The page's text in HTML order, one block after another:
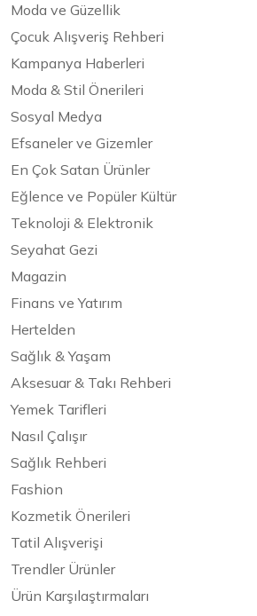
Moda ve Güzellik
Çocuk Alışveriş Rehberi
Kampanya Haberleri
Moda & Stil Önerileri
Sosyal Medya
Efsaneler ve Gizemler
En Çok Satan Ürünler
Eğlence ve Popüler Kültür
Teknoloji & Elektronik
Seyahat Gezi
Magazin
Finans ve Yatırım
Hertelden
Sağlık & Yaşam
Aksesuar & Takı Rehberi
Yemek Tarifleri
Nasıl Çalışır
Sağlık Rehberi
Fashion
Kozmetik Önerileri
Tatil Alışverişi
Trendler Ürünler
Ürün Karşılaştırmaları